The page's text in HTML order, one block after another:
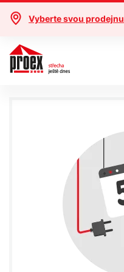
Vyberte svou prodejnu